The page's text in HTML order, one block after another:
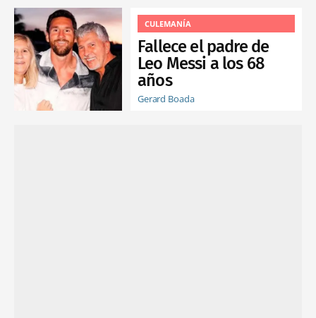
CULEMANÍA
Fallece el padre de
Leo Messi a los 68
años
Gerard Boada